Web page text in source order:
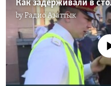
byРадио Азаттык
No media